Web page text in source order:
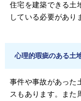
住宅を建築できる土
している必要があり
心理的瑕疵のある土
事件や事故があった
スもあります。また